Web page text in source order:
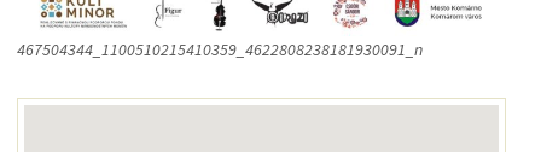
467504344_1100510215410359_4622808238181930091_n